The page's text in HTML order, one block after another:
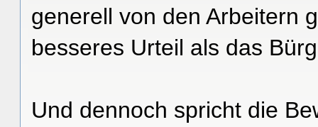
generell von den Arbeitern
besseres Urteil als das
Und dennoch spricht die